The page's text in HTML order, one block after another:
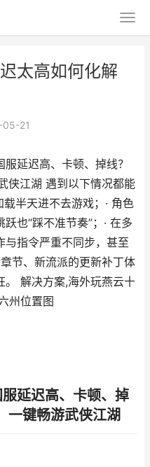
太高如何化解
05-21
延迟高、卡顿、掉线？
侠江湖 遇到以下情况都能
半天进不去游戏；· 角色
也“踩不准节奏”；· 在多
与指令严重不同步，甚至
节、新流派的更新补丁体
。 解决方案,海外玩燕云十
州位置图
延迟高、卡顿、掉
一键畅游武侠江湖